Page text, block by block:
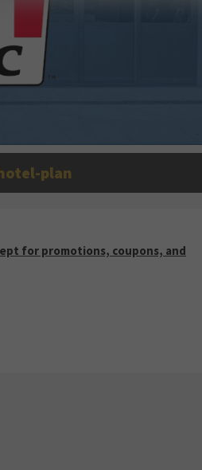
hotel-plan
EXCEPT FOR
for promotions, coupons, and